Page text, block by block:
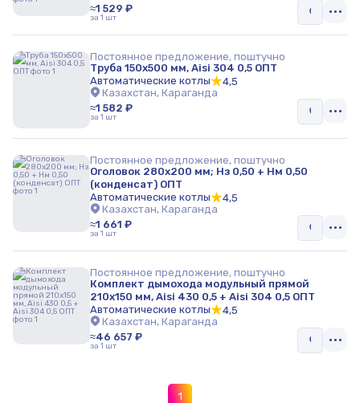
≈1 529 ₽
за 1 шт
Постоянное предложение, поштучно
Труба 150х500 мм, Aisi 304 0,5 ОПТ
Автоматические котлы
4,5
Казахстан, Караганда
≈1 582 ₽
за 1 шт
Постоянное предложение, поштучно
Оголовок 280х200 мм; Нз 0,50 + Нм 0,50
(конденсат) ОПТ
Автоматические котлы
4,5
Казахстан, Караганда
≈1 661 ₽
за 1 шт
Постоянное предложение, поштучно
Комплект дымохода модульный прямой
210х150 мм, Aisi 430 0,5 + Aisi 304 0,5 ОПТ
Автоматические котлы
4,5
Казахстан, Караганда
≈46 657 ₽
за 1 шт
1